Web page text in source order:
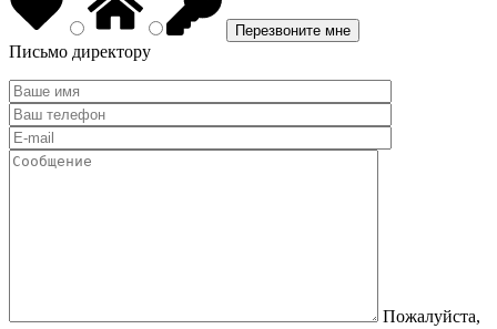
Письмо директору
Пожалуйста,